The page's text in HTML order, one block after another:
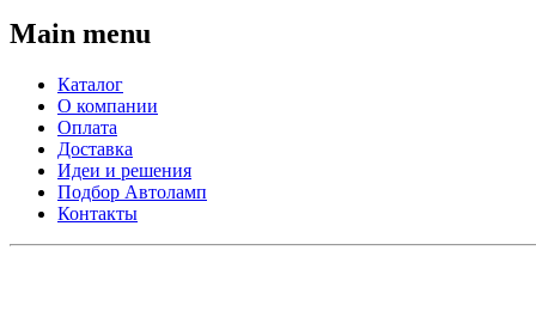
Main menu
Каталог
О компании
Оплата
Доставка
Идеи и решения
Подбор Автоламп
Контакты